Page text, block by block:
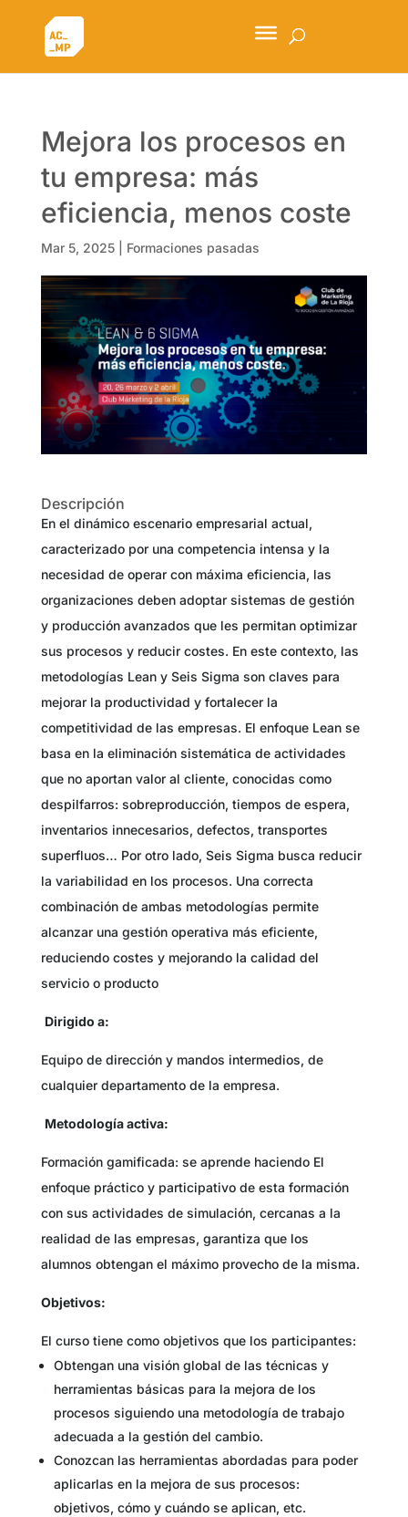
Mejora los procesos en
tu empresa: más
eficiencia, menos coste
Mar 5, 2025| Formaciones pasadas
Descripción
En el dinámico escenario empresarial actual,
caracterizado por una competencia intensa y la
necesidad de operar con máxima eficiencia, las
organizaciones deben adoptar sistemas de gestión
y producción avanzados que les permitan optimizar
sus procesos y reducir costes. En este contexto, las
metodologías Lean y Seis Sigma son claves para
mejorar la productividad y fortalecer la
competitividad de las empresas. El enfoque Lean se
basa en la eliminación sistemática de actividades
que no aportan valor al cliente, conocidas como
despilfarros: sobreproducción, tiempos de espera,
inventarios innecesarios, defectos, transportes
superfluos… Por otro lado, Seis Sigma busca reducir
la variabilidad en los procesos. Una correcta
combinación de ambas metodologías permite
alcanzar una gestión operativa más eficiente,
reduciendo costes y mejorando la calidad del
servicio o producto
Dirigido a:
Equipo de dirección y mandos intermedios, de
cualquier departamento de la empresa.
Metodología activa:
Formación gamificada: se aprende haciendo El
enfoque práctico y participativo de esta formación
con sus actividades de simulación, cercanas a la
realidad de las empresas, garantiza que los
alumnos obtengan el máximo provecho de la misma.
Objetivos:
El curso tiene como objetivos que los participantes:
Obtengan una visión global de las técnicas y
herramientas básicas para la mejora de los
procesos siguiendo una metodología de trabajo
adecuada a la gestión del cambio.
Conozcan las herramientas abordadas para poder
aplicarlas en la mejora de sus procesos:
objetivos, cómo y cuándo se aplican, etc.